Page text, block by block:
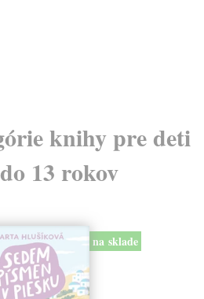
knihy pre deti
13 rokov
na sklade